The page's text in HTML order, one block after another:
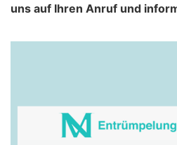
uns auf Ihren Anruf und